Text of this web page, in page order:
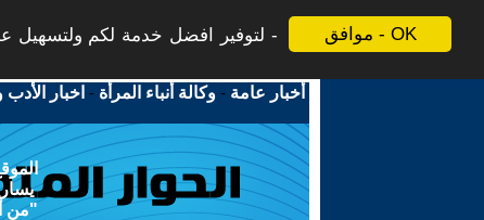
موافق - OK
لتوفير افضل خدمة لكم ولتسهيل
أخبار عامة -وكالة أنباء المرأة - اخبار الأدب
"من